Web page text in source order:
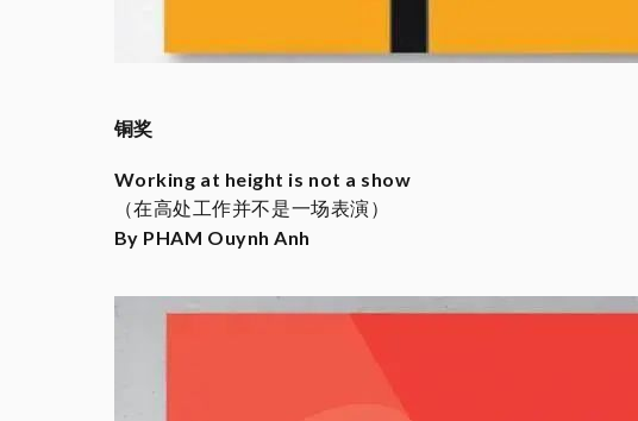
铜奖
Working at height is not a show
（在高处工作并不是一场表演）
By PHAM Ouynh Anh